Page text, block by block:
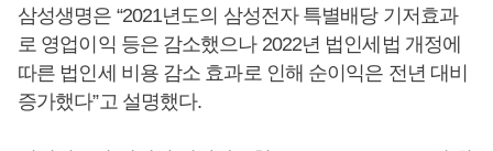
삼성생명은 “2021년도의 삼성전자 특별배당 기저효과
로 영업이익 등은 감소했으나 2022년 법인세법 개정에
따른 법인세 비용 감소 효과로 인해 순이익은 전년 대비
증가했다”고 설명했다.